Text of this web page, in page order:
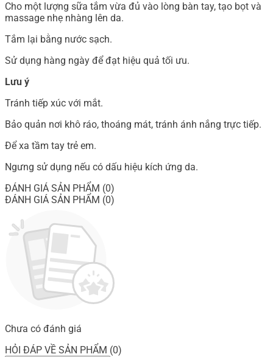
Cho một lượng sữa tắm vừa đủ vào lòng bàn tay, tạo bọt và
massage nhẹ nhàng lên da.
Tắm lại bằng nước sạch.
Sử dụng hàng ngày để đạt hiệu quả tối ưu.
Lưu ý
Tránh tiếp xúc với mắt.
Bảo quản nơi khô ráo, thoáng mát, tránh ánh nắng trực tiếp.
Để xa tầm tay trẻ em.
Ngưng sử dụng nếu có dấu hiệu kích ứng da.
ĐÁNH GIÁ SẢN PHẨM (0)
ĐÁNH GIÁ SẢN PHẨM (0)
Chưa có đánh giá
HỎI ĐÁP VỀ SẢN PHẨM (0)